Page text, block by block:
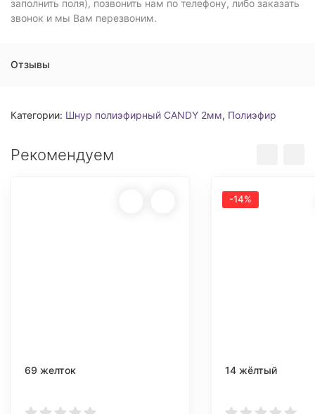
заполнить поля), позвонить нам по телефону, либо заказать
звонок и мы Вам перезвоним.
Отзывы
Категории: Шнур полиэфирный CANDY 2мм, Полиэфир
Рекомендуем
69 желток
-14%
14 жёлтый